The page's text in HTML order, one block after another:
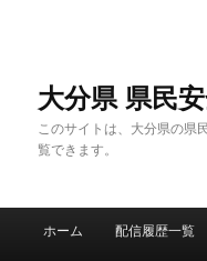
大分県 県民
このサイトは、大分県の県
覧できます。
ホーム 配信履歴一覧